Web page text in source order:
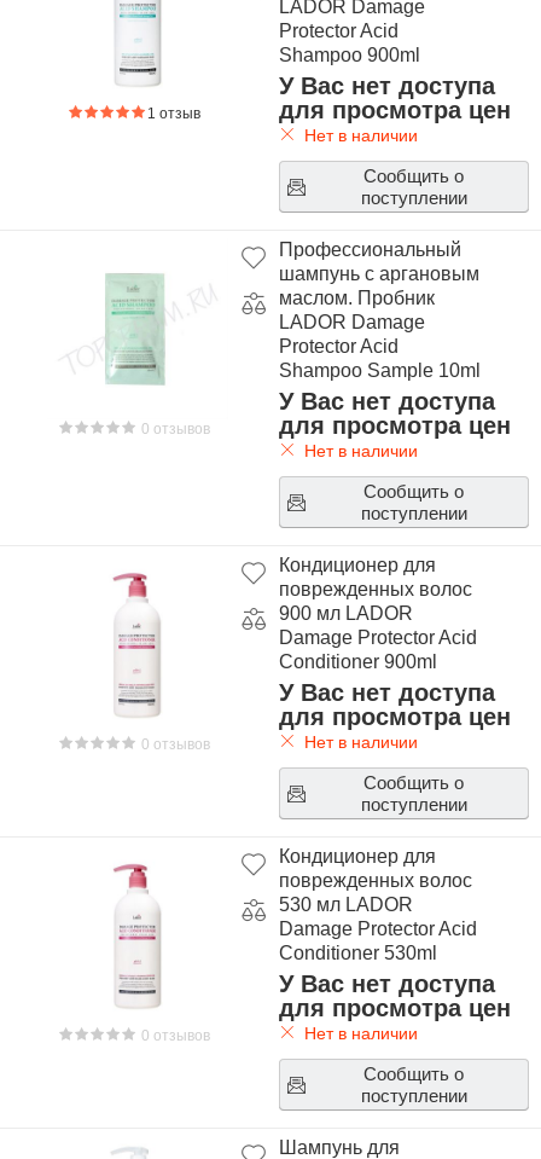
поврежденные волосы эффективно восстанавливает.
Благодаря аргановому маслу средства LADOR Damage
Protector Acid:
• оказывают интенсивное питательное и увлажняющее
• восстанавливают поврежденную структуру волос,
• устраняют сухость кожи, зуд, перхоть,
• помогают справиться с ломкостью и выпадением
• решают проблему секущихся кончиков,
• защищают волосы от негативного воздействия,
предотвращают пересушивание феном.
Шампунь и кондиционер подходят для ежедневного
применения, возвращают волосам силу, упругость и
блеск.
1 отзыв
LADOR Damage
Protector Acid
Shampoo 900ml
У Вас нет доступа
для просмотра цен
Нет в наличии
Сообщить о
поступлении
0 отзывов
Профессиональный
шампунь с аргановым
маслом. Пробник
LADOR Damage
Protector Acid
Shampoo Sample 10ml
У Вас нет доступа
для просмотра цен
Нет в наличии
Сообщить о
поступлении
0 отзывов
Кондиционер для
поврежденных волос
900 мл LADOR
Damage Protector Acid
Conditioner 900ml
У Вас нет доступа
для просмотра цен
Нет в наличии
Сообщить о
поступлении
0 отзывов
Кондиционер для
поврежденных волос
530 мл LADOR
Damage Protector Acid
Conditioner 530ml
У Вас нет доступа
для просмотра цен
Нет в наличии
Сообщить о
поступлении
Шампунь для